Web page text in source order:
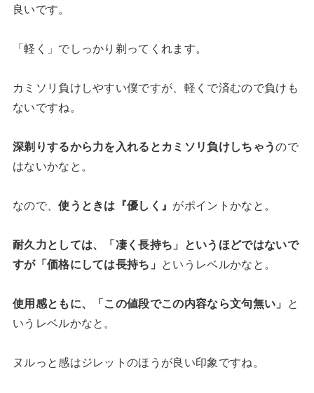
良いです。
「軽く」でしっかり剃ってくれます。
カミソリ負けしやすい僕ですが、軽くで済むので負けも
ないですね。
深剃りするから力を入れるとカミソリ負けしちゃうので
はないかなと。
なので、使うときは『優しく』 がポイントかなと。
耐久力としては、「凄く長持ち」というほどではないで
すが「価格にしては長持ち」 というレベルかなと。
使用感ともに、「この値段でこの内容なら文句無い」 と
いうレベルかなと。
ヌルっと感はジレットのほうが良い印象ですね。